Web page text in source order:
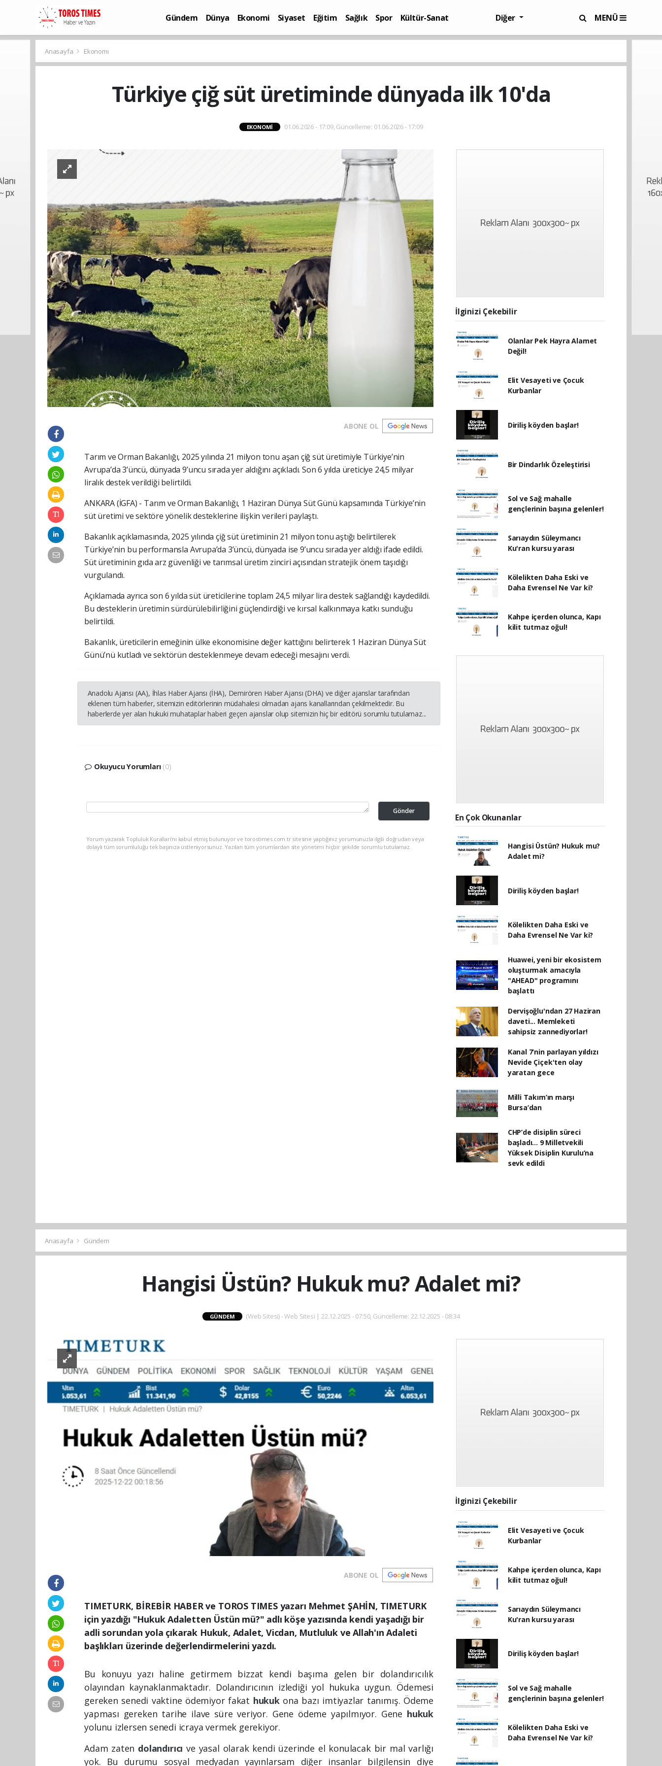
Gündem Dünya Ekonomi Siyaset Eğitim Sağlık Spor
Kültür-Sanat
Diğer MENÜ
Anasayfa Ekonomi
Türkiye çiğ süt üretiminde dünyada ilk 10'da
EKONOMI 01.06.2026 - 17:09, Güncelleme: 01.06.2026 - 17:09
ABONE OL
Tarım ve Orman Bakanlığı, 2025 yılında 21 milyon tonu aşan çiğ süt üretimiyle Türkiye’nin
Avrupa’da 3’üncü, dünyada 9’uncu sırada yer aldığını açıkladı. Son 6 yılda üreticiye 24,5 milyar
liralık destek verildiği belirtildi.
ANKARA (İGFA) - Tarım ve Orman Bakanlığı, 1 Haziran Dünya Süt Günü kapsamında Türkiye’nin
süt üretimi ve sektöre yönelik desteklerine ilişkin verileri paylaştı.
Bakanlık açıklamasında, 2025 yılında çiğ süt üretiminin 21 milyon tonu aştığı belirtilerek
Türkiye’nin bu performansla Avrupa’da 3’üncü, dünyada ise 9’uncu sırada yer aldığı ifade edildi.
Süt üretiminin gıda arz güvenliği ve tarımsal üretim zinciri açısından stratejik önem taşıdığı
vurgulandı.
Açıklamada ayrıca son 6 yılda süt üreticilerine toplam 24,5 milyar lira destek sağlandığı kaydedildi.
Bu desteklerin üretimin sürdürülebilirliğini güçlendirdiği ve kırsal kalkınmaya katkı sunduğu
belirtildi.
Bakanlık, üreticilerin emeğinin ülke ekonomisine değer kattığını belirterek 1 Haziran Dünya Süt
Günü’nü kutladı ve sektörün desteklenmeye devam edeceği mesajını verdi.
Anadolu Ajansı (AA), İhlas Haber Ajansı (İHA), Demirören Haber Ajansı (DHA) ve diğer ajanslar tarafından
eklenen tüm haberler, sitemizin editörlerinin müdahalesi olmadan ajans kanallarından çekilmektedir. Bu
haberlerde yer alan hukuki muhataplar haberi geçen ajanslar olup sitemizin hiç bir editörü sorumlu tutulamaz...
Okuyucu Yorumları (0)
Gönder
Yorum yazarak Topluluk Kuralları’nı kabul etmiş bulunuyor ve torostimes.com.tr sitesine yaptığınız yorumunuzla ilgili doğrudan veya
dolaylı tüm sorumluluğu tek başınıza üstleniyorsunuz. Yazılan tüm yorumlardan site yönetimi hiçbir şekilde sorumlu tutulamaz.
İlginizi Çekebilir
Olanlar Pek Hayra Alamet
Değil!
Elit Vesayeti ve Çocuk
Kurbanlar
Diriliş köyden başlar!
Bir Dindarlık Özeleştirisi
Sol ve Sağ mahalle
gençlerinin başına gelenler!
Sarıaydın Süleymancı
Ku'ran kursu yarası
Kölelikten Daha Eski ve
Daha Evrensel Ne Var ki?
Kahpe içerden olunca, Kapı
kilit tutmaz oğul!
En Çok Okunanlar
Hangisi Üstün? Hukuk mu?
Adalet mi?
Diriliş köyden başlar!
Kölelikten Daha Eski ve
Daha Evrensel Ne Var ki?
Huawei, yeni bir ekosistem
oluşturmak amacıyla
"AHEAD" programını
başlattı
Dervişoğlu'ndan 27 Haziran
daveti... Memleketi
sahipsiz zannediyorlar!
Kanal 7’nin parlayan yıldızı
Nevide Çiçek'ten olay
yaratan gece
Milli Takım’ın marşı
Bursa’dan
CHP’de disiplin süreci
başladı... 9 Milletvekili
Yüksek Disiplin Kurulu’na
sevk edildi
Anasayfa Gündem
Hangisi Üstün? Hukuk mu? Adalet mi?
GÜNDEM (Web Sitesi) - Web Sitesi | 22.12.2025 - 07:50, Güncelleme: 22.12.2025 - 08:34
ABONE OL
TIMETURK, BİREBİR HABER ve TOROS TIMES yazarı Mehmet ŞAHİN, TIMETURK
için yazdığı "Hukuk Adaletten Üstün mü?" adlı köşe yazısında kendi yaşadığı bir
adli sorundan yola çıkarak Hukuk, Adalet, Vicdan, Mutluluk ve Allah'ın Adaleti
başlıkları üzerinde değerlendirmelerini yazdı.
Bu konuyu yazı haline getirmem bizzat kendi başıma gelen bir dolandırıcılık
olayından kaynaklanmaktadır. Dolandırıcının izlediği yol hukuka uygun. Ödemesi
gereken senedi vaktine ödemiyor fakat hukuk ona bazı imtiyazlar tanımış. Ödeme
yapması gereken tarihe ilave süre veriyor. Gene ödeme yapılmıyor. Gene hukuk
yolunu izlersen senedi icraya vermek gerekiyor.
Adam zaten dolandırıcıve yasal olarak kendi üzerinde el konulacak bir mal varlığı
yok. Bu durumu sosyal medyadan yayınlarsam diğer insanlar bilgilensin diye
İlginizi Çekebilir
Elit Vesayeti ve Çocuk
Kurbanlar
Kahpe içerden olunca, Kapı
kilit tutmaz oğul!
Sarıaydın Süleymancı
Ku'ran kursu yarası
Diriliş köyden başlar!
Sol ve Sağ mahalle
gençlerinin başına gelenler!
Kölelikten Daha Eski ve
Daha Evrensel Ne Var ki?